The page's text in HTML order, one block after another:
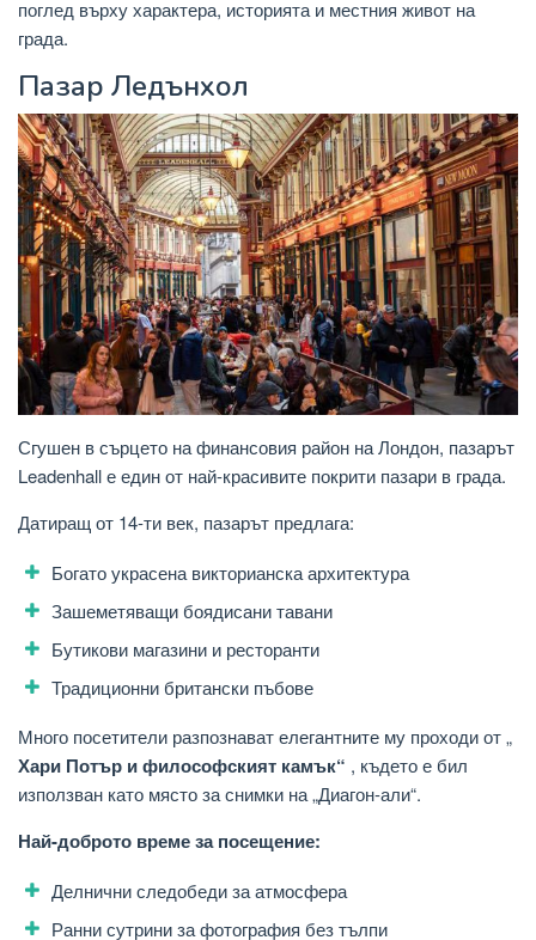
поглед върху характера, историята и местния живот на
града.
Пазар Ледънхол
Сгушен в сърцето на финансовия район на Лондон, пазарът
Leadenhall е един от най-красивите покрити пазари в града.
Датиращ от 14-ти век, пазарът предлага:
Богато украсена викторианска архитектура
Зашеметяващи боядисани тавани
Бутикови магазини и ресторанти
Традиционни британски пъбове
Много посетители разпознават елегантните му проходи от „
Хари Потър и философският камък“ , където е бил
използван като място за снимки на „Диагон-али“.
Най-доброто време за посещение:
Делнични следобеди за атмосфера
Ранни сутрини за фотография без тълпи